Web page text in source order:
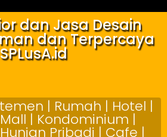
dan Jasa Desain
dan Terpercaya
SPLusA.id
| Rumah | Hotel |
| Kondominium |
Pribadi | Cafe |